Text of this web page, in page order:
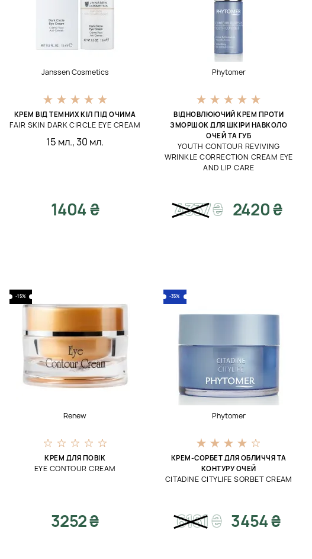
Janssen Cosmetics
КРЕМ ВІД ТЕМНИХ КІЛ ПІД ОЧИМА
FAIR SKIN DARK CIRCLE EYE CREAM
15 мл.,30 мл.
1404 ₴
Phytomer
ВІДНОВЛЮЮЧИЙ КРЕМ ПРОТИ
ЗМОРШОК ДЛЯ ШКІРИ НАВКОЛО
ОЧЕЙ ТА ГУБ
YOUTH CONTOUR REVIVING
WRINKLE CORRECTION CREAM EYE
AND LIP CARE
4337₴ 2420 ₴
-15%
Renew
КРЕМ ДЛЯ ПОВІК
EYE CONTOUR CREAM
3252 ₴
-35%
Phytomer
КРЕМ-СОРБЕТ ДЛЯ ОБЛИЧЧЯ ТА
КОНТУРУ ОЧЕЙ
CITADINE CITYLIFE SORBET CREAM
6181₴ 3454 ₴